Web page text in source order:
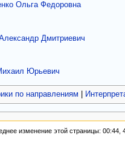
Ольга Федоровна
Дмитриевич
Юрьевич
по направлениям
изменение этой страницы: 00:44,